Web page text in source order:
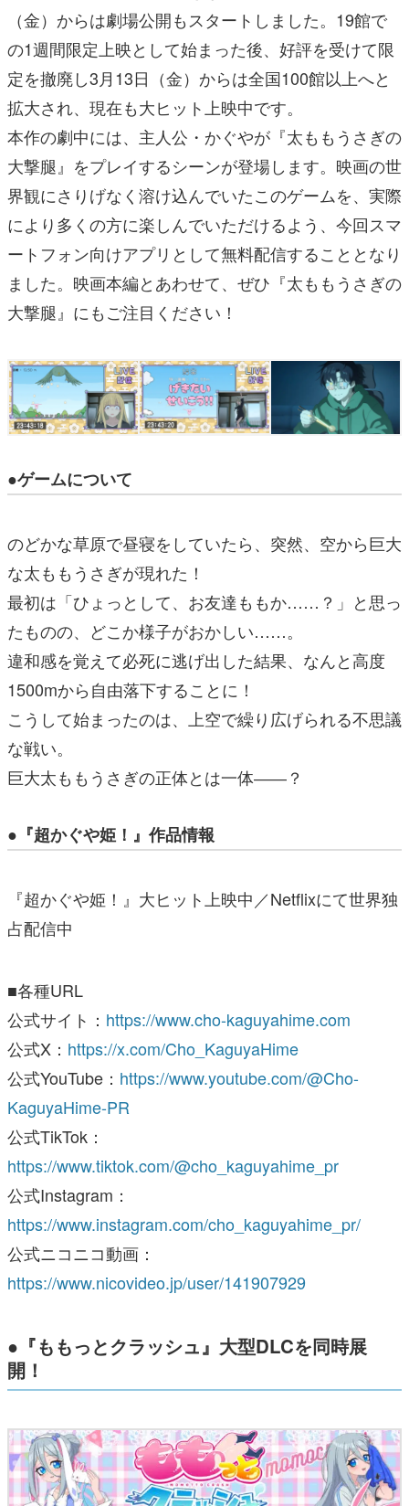
（金）からは劇場公開もスタートしました。19館で
の1週間限定上映として始まった後、好評を受けて限
定を撤廃し3月13日（金）からは全国100館以上へと
拡大され、現在も大ヒット上映中です。
本作の劇中には、主人公・かぐやが『太ももうさぎの
大撃腿』をプレイするシーンが登場します。映画の世
界観にさりげなく溶け込んでいたこのゲームを、実際
により多くの方に楽しんでいただけるよう、今回スマ
ートフォン向けアプリとして無料配信することとなり
ました。映画本編とあわせて、ぜひ『太ももうさぎの
大撃腿』にもご注目ください！
●ゲームについて
のどかな草原で昼寝をしていたら、突然、空から巨大
な太ももうさぎが現れた！
最初は「ひょっとして、お友達ももか……？」と思っ
たものの、どこか様子がおかしい……。
違和感を覚えて必死に逃げ出した結果、なんと高度
1500mから自由落下することに！
こうして始まったのは、上空で繰り広げられる不思議
な戦い。
巨大太ももうさぎの正体とは一体――？
●『超かぐや姫！』作品情報
『超かぐや姫！』大ヒット上映中／Netflixにて世界独
占配信中
■各種URL
公式サイト： https://www.cho-kaguyahime.com
公式X： https://x.com/Cho_KaguyaHime
公式YouTube： https://www.youtube.com/@Cho-
KaguyaHime-PR
公式TikTok：
https://www.tiktok.com/@cho_kaguyahime_pr
公式Instagram：
https://www.instagram.com/cho_kaguyahime_pr/
公式ニコニコ動画：
https://www.nicovideo.jp/user/141907929
●『ももっとクラッシュ』大型DLCを同時展
開！